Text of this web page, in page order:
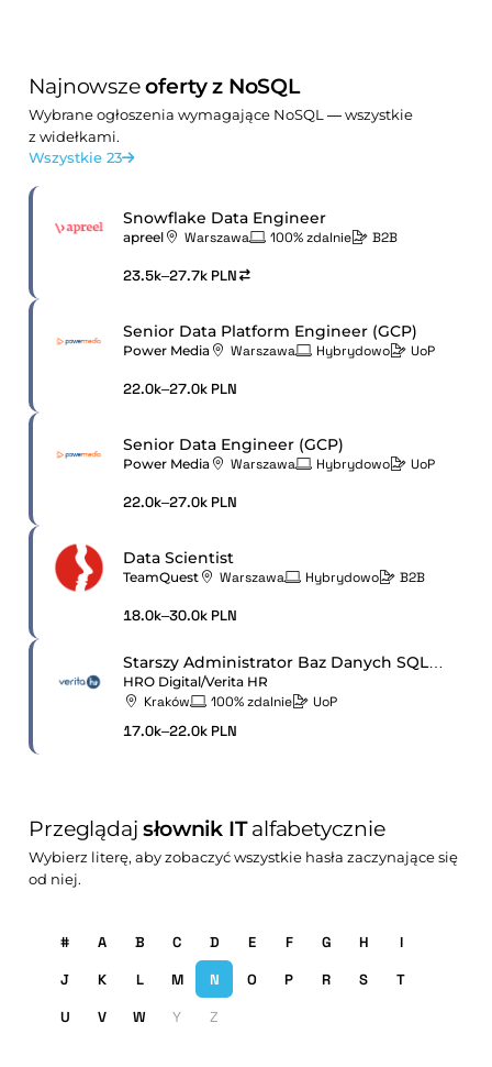
Najnowszeoferty z NoSQL
Wybrane ogłoszenia wymagające NoSQL — wszystkie
z widełkami.
Wszystkie 23
Snowflake Data Engineer
apreel Warszawa 100% zdalnie B2B
23.5k–27.7k PLN
Senior Data Platform Engineer (GCP)
Power Media Warszawa Hybrydowo UoP
22.0k–27.0k PLN
Senior Data Engineer (GCP)
Power Media Warszawa Hybrydowo UoP
22.0k–27.0k PLN
Data Scientist
TeamQuest Warszawa Hybrydowo B2B
18.0k–30.0k PLN
Starszy Administrator Baz Danych SQL Server
HRO Digital/Verita HR
Kraków 100% zdalnie UoP
17.0k–22.0k PLN
Przeglądajsłownik ITalfabetycznie
Wybierz literę, aby zobaczyć wszystkie hasła zaczynające się
od niej.
# A B C D E F G H
I
J
K L M N O P R S
T
U
V W Y Z